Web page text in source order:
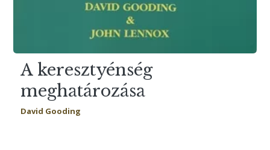
A keresztyénség
meghatározása
David Gooding